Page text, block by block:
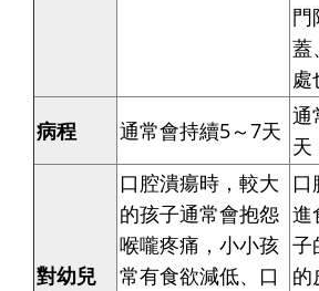
門
蓋
處
病程
通常會持續5～7天
通
天
對幼兒
口腔潰瘍時，較大
的孩子通常會抱怨
喉嚨疼痛，小小孩
常有食欲減低、口
口
進
子
的